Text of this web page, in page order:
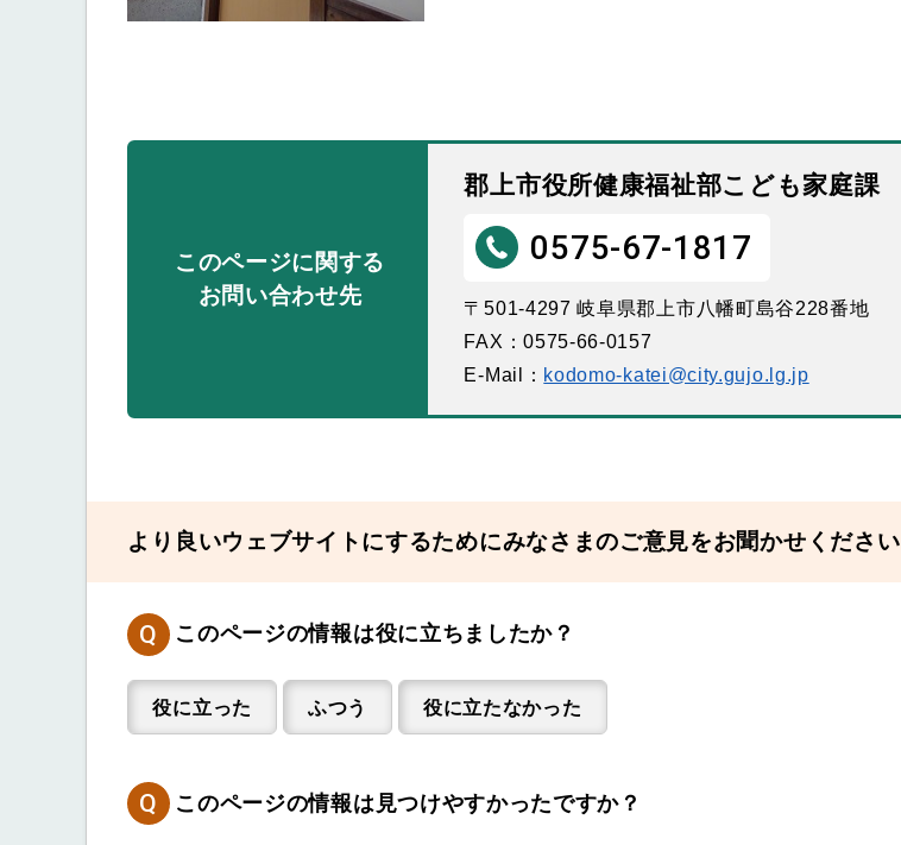
このページに関する
お問い合わせ先
郡上市役所健康福祉部こども家庭課
0575-67-1817
〒501-4297 岐阜県郡上市八幡町島谷228番地
FAX：0575-66-0157
E-Mail： kodomo-katei@city.gujo.lg.jp
より良いウェブサイトにするためにみなさまのご意見をお聞かせください
Q このページの情報は役に立ちましたか？
役に立った ふつう 役に立たなかった
Q このページの情報は見つけやすかったですか？